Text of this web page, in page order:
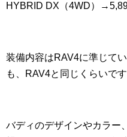
HYBRID DX（4WD）
装備内容はRAV4に準じて
も、RAV4と同じくらいです
バディのデザインやカラー